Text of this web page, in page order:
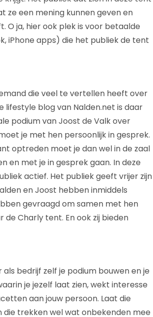
ze een mening kunnen geven en
ja, hier ook plek is voor betaalde
iPhone apps) die het publiek de tent
die veel te vertellen heeft over
lifestyle blog van Nalden.net is daar
podium van Joost de Valk over
je met hen persoonlijk in gesprek.
optreden moet je dan wel in de zaal
en met je in gesprek gaan. In deze
actief. Het publiek geeft vrijer zijn
en Joost hebben inmiddels
gevraagd om samen met hen
de Charly tent. En ook zij bieden
bedrijf zelf je podium bouwen en je
je jezelf laat zien, wekt interesse
aan jouw persoon. Laat die
die trekken wel wat onbekenden mee